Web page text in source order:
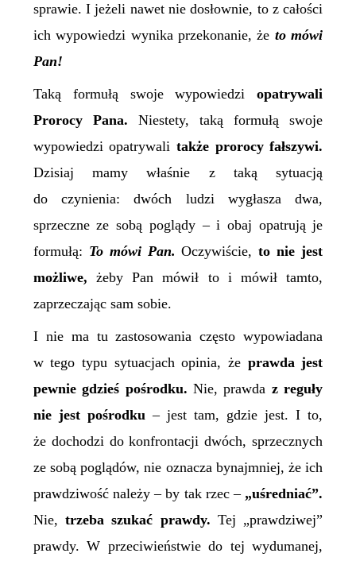
sprawie. I jeżeli nawet nie dosłownie, to z całości
ich wypowiedzi wynika przekonanie, że to mówi
Pan!
Taką formułą swoje wypowiedziopatrywali
Prorocy Pana. Niestety, taką formułą swoje
wypowiedzi opatrywali także prorocy fałszywi.
Dzisiaj mamy właśnie z taką sytuacją
do czynienia: dwóch ludzi wygłasza dwa,
sprzeczne ze sobą poglądy – i obaj opatrują je
formułą: Tomówi Pan. Oczywiście,to nie jest
możliwe, żeby Pan mówił to i mówił tamto,
zaprzeczając sam sobie.
I nie ma tu zastosowania często wypowiadana
w tego typu sytuacjach opinia, że prawda jest
pewnie gdzieś pośrodku. Nie, prawda z reguły
nie jest pośrodku– jest tam, gdzie jest. I to,
że dochodzi do konfrontacji dwóch, sprzecznych
ze sobą poglądów, nie oznacza bynajmniej, że ich
prawdziwość należy – by tak rzec – „uśredniać”.
Nie,trzeba szukać prawdy. Tej „prawdziwej”
prawdy. W przeciwieństwie do tej wydumanej,